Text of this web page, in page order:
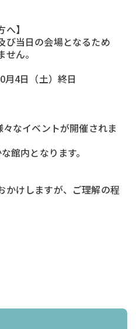
】
び当日の会場となるため
ん。
月4日（土）終日
なイベントが開催されま
館内となります。
かけしますが、ご理解の程